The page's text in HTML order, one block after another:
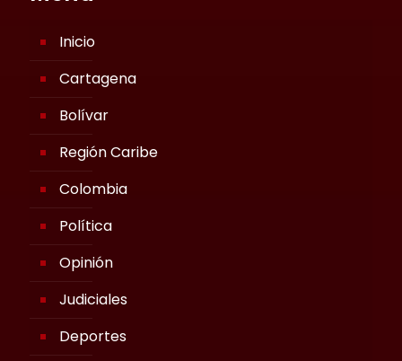
Inicio
Cartagena
Bolívar
Región Caribe
Colombia
Política
Opinión
Judiciales
Deportes